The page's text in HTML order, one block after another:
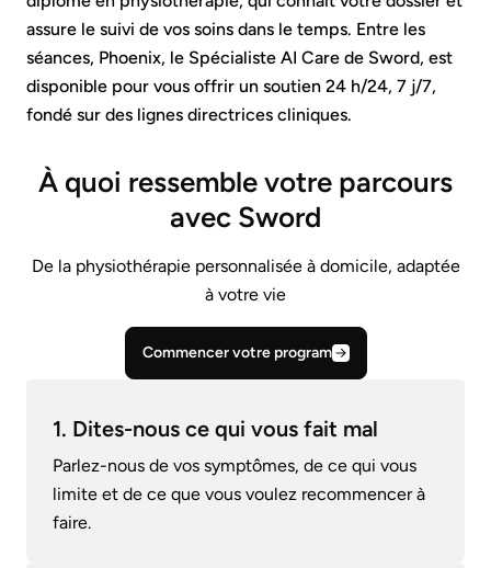
assure le suivi de vos soins dans le temps. Entre les
séances, Phoenix, le Spécialiste AI Care de Sword, est
disponible pour vous offrir un soutien 24 h/24, 7 j/7,
fondé sur des lignes directrices cliniques.
À quoi ressemble votre parcours
avec Sword
De la physiothérapie personnalisée à domicile, adaptée
à votre vie
Commencer votre program
1. Dites-nous ce qui vous fait mal
Parlez-nous de vos symptômes, de ce qui vous
limite et de ce que vous voulez recommencer à
faire.